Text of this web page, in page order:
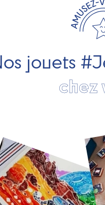
jouets
chez